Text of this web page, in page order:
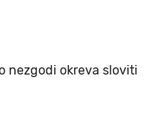
nezgodi okreva sloviti